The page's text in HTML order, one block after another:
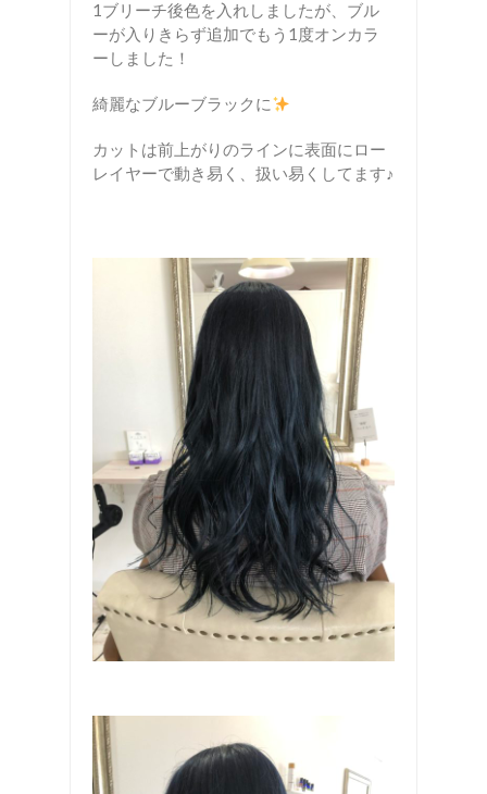
1ブリーチ後色を入れしましたが、ブル
ーが入りきらず追加でもう1度オンカラ
ーしました！
綺麗なブルーブラックに
カットは前上がりのラインに表面にロー
レイヤーで動き易く、扱い易くしてます♪